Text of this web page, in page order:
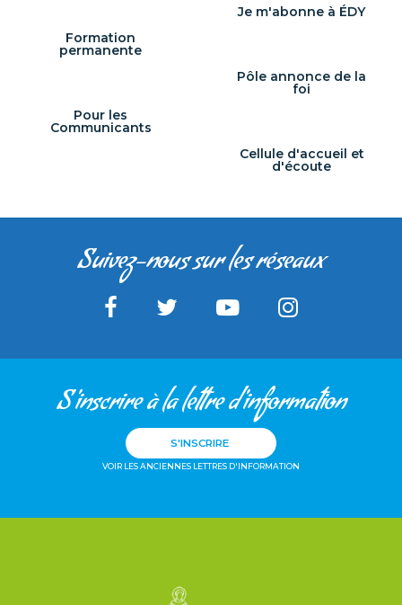
Je m'abonne à ÉDY
Formation
permanente
Pôle annonce de la
foi
Pour les
Communicants
Cellule d'accueil et
d'écoute
Suivez-nous sur les réseaux
S'inscrire à la lettre d'information
S'INSCRIRE
VOIR LES ANCIENNES LETTRES D'INFORMATION